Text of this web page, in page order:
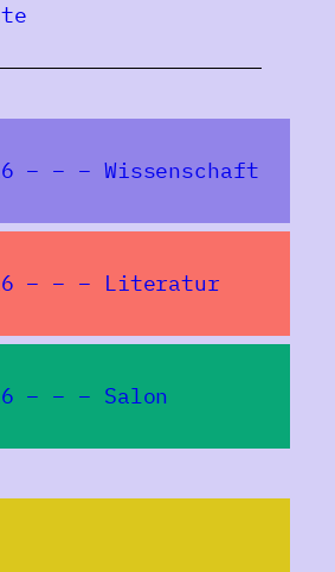
– – – Wissenschaft
– – – Literatur
– – – Salon
of